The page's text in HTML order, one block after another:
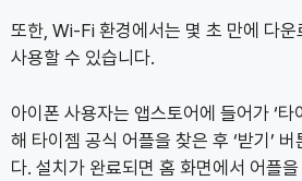
또한, Wi-Fi 환경에서는 몇 초 만에 다운
사용할 수 있습니다.
아이폰 사용자는 앱스토어에 들어가 ‘타
해 타이젬 공식 어플을 찾은 후 ‘받기’
다. 설치가 완료되면 홈 화면에서 어플